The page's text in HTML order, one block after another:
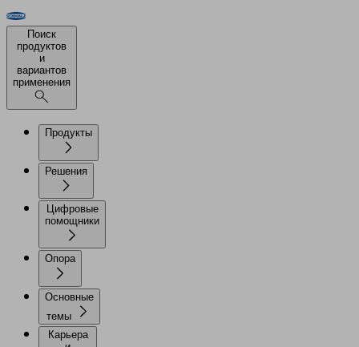
Поиск
продуктов
и
вариантов
применения
Продукты
Решения
Цифровые
помощники
Опора
Основные
темы
Карьера